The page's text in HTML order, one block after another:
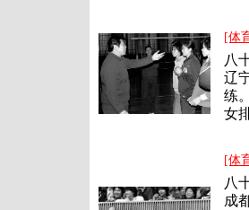
[体
八
辽
练
女
[体
八
成